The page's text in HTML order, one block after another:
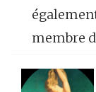
membre